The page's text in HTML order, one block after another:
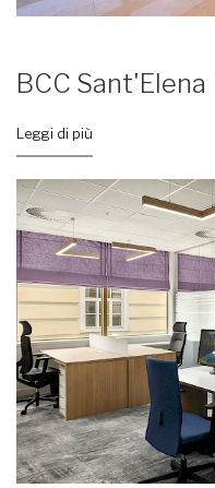
BCC Sant'Elena
Leggi di più